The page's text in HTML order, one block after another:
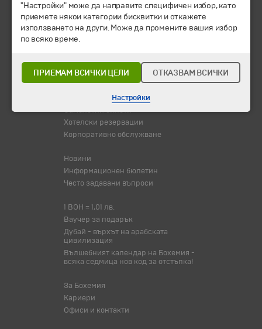
Горещи оферти
Потвърдени дати
Празници
Оферта на деня
Туристически обекти
Самолетни билети
Хотелски резервации
Корпоративно обслужване
Новини
Информационен бюлетин
Често задавани въпроси
1 BOH = 1,01 лв.
Ваучер за подарък
Дубай - върхът на арабската
цивилизация
Вълшебният календар на Бохемия -
всяка седмица нов код за отстъпка!
За Бохемия
Кариери
Офиси и контакти
"Настройки" може да направите специфичен избор, като
приемете някои категории бисквитки и откажете
използването на други. Може да промените вашия избор
по всяко време.
ПРИЕМАМ ВСИЧКИ ЦЕЛИ ОТКАЗВАМ ВСИЧКИ
Настройки